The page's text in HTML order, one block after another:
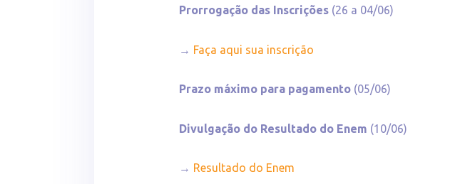
Prorrogação das Inscrições (26 a 04/06)
→ Faça aqui sua inscrição
Prazo máximo para pagamento (05/06)
Divulgação do Resultado do Enem (10/06)
→ Resultado do Enem